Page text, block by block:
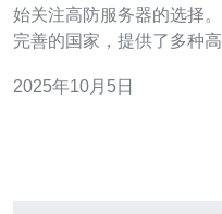
始关注高防服务器的选择
完善的国家，提供了多种
服务器的价格表，并为您
2025年10月5日